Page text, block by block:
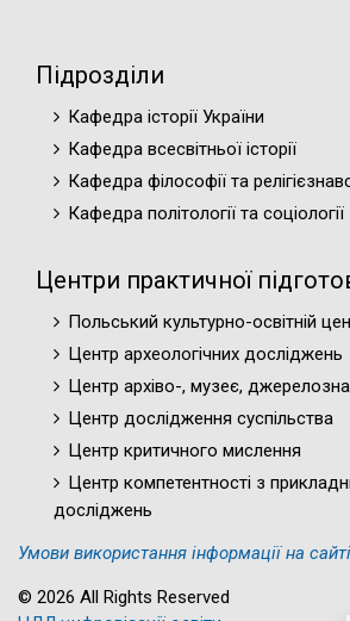
Підрозділи
Кафедра історії України
Кафедра всесвітньої історії
Кафедра філософії та
Кафедра політології та соціології
Центри практичної
Польський культурно-освітній
Центр археологічних досліджень
Центр архіво-, музеє,
Центр дослідження суспільства
Центр критичного мислення
Центр компетентності з
досліджень
Умови використання інформації на сайті
© 2026 All Rights Reserved